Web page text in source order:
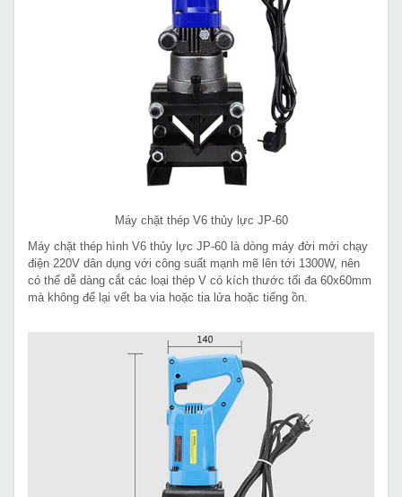
Máy chặt thép V6 thủy lực JP-60
Máy chặt thép hình V6 thủy lực JP-60 là dòng máy đời mới chạy
điện 220V dân dụng với công suất mạnh mẽ lên tới 1300W, nên
có thể dễ dàng cắt các loại thép V có kích thước tối đa 60x60mm
mà không để lại vết ba via hoặc tia lửa hoặc tiếng ồn.